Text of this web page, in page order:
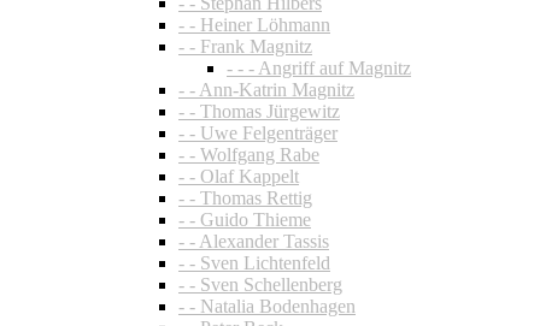
- - Heiner Löhmann
- - Frank Magnitz
- - - Angriff auf Magnitz
- - Ann-Katrin Magnitz
- - Thomas Jürgewitz
- - Uwe Felgenträger
- - Wolfgang Rabe
- - Olaf Kappelt
- - Thomas Rettig
- - Guido Thieme
- - Alexander Tassis
- - Sven Lichtenfeld
- - Sven Schellenberg
- - Natalia Bodenhagen